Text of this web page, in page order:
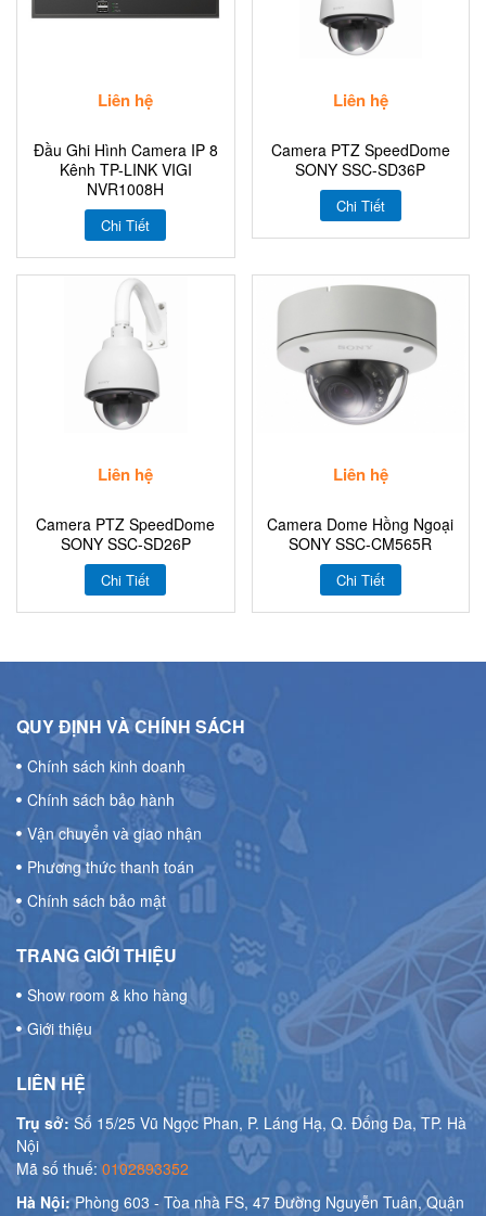
Liên hệ
Đầu Ghi Hình Camera IP 8
Kênh TP-LINK VIGI
NVR1008H
Chi Tiết
Liên hệ
Camera PTZ SpeedDome
SONY SSC-SD36P
Chi Tiết
Liên hệ
Camera PTZ SpeedDome
SONY SSC-SD26P
Chi Tiết
Liên hệ
Camera Dome Hồng Ngoại
SONY SSC-CM565R
Chi Tiết
QUY ĐỊNH VÀ CHÍNH SÁCH
Chính sách kinh doanh
Chính sách bảo hành
Vận chuyển và giao nhận
Phương thức thanh toán
Chính sách bảo mật
TRANG GIỚI THIỆU
Show room & kho hàng
Giới thiệu
LIÊN HỆ
Trụ sở: Số 15/25 Vũ Ngọc Phan, P. Láng Hạ, Q. Đống Đa, TP. Hà
Nội
Mã số thuế: 0102893352
Hà Nội:Phòng 603 - Tòa nhà FS, 47 Đường Nguyễn Tuân, Quận